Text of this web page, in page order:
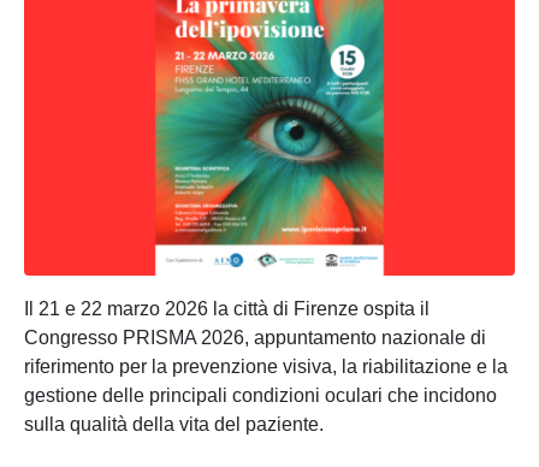
Il 21 e 22 marzo 2026 la città di Firenze ospita il
Congresso PRISMA 2026, appuntamento nazionale di
riferimento per la prevenzione visiva, la riabilitazione e la
gestione delle principali condizioni oculari che incidono
sulla qualità della vita del paziente.